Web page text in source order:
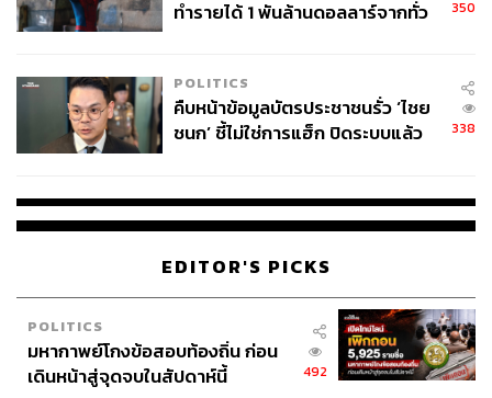
การเงิน
Bond Yield
Deglobalization
เงินดอลลาร์แข็งค่า
67
ABOUT THE AUTHOR
ทำรายได้ 1 พันล้านดอลลาร์จากทั่ว
350
POLITICS
คืบหน้าข้อมูลบัตรประชาชนรั่ว ‘ไชย
ชนก’ ชี้ไม่ใช่การแฮ็ก ปิดระบบแล้ว
338
EDITOR'S PICKS
POLITICS
มหากาพย์โกงข้อสอบท้องถิ่น ก่อน
เดินหน้าสู่จุดจบในสัปดาห์นี้
492